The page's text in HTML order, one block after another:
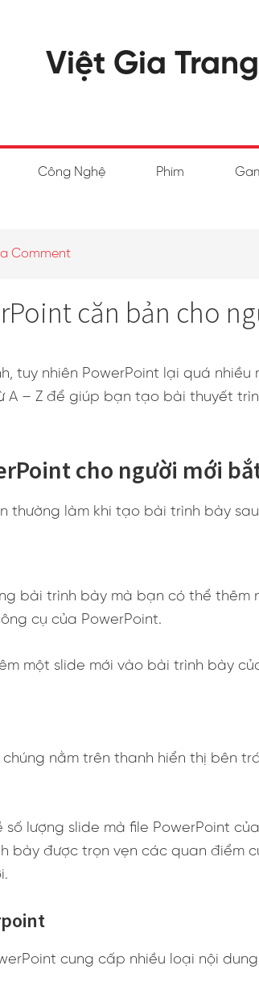
Việt Gia Trang
Công Nghệ Phim
Comment
căn bản cho
tuy nhiên PowerPoint lại quá
A – Z để giúp bạn tạo bài thuyết
cho người mới
thường làm khi tạo bài trình bày
bài trình bày mà bạn có thể thêm
cụ của PowerPoint.
một slide mới vào bài trình bày
nằm trên thanh hiển thị bên
lượng slide mà file PowerPoint
bày được trọn vẹn các quan điểm
cung cấp nhiều loại nội